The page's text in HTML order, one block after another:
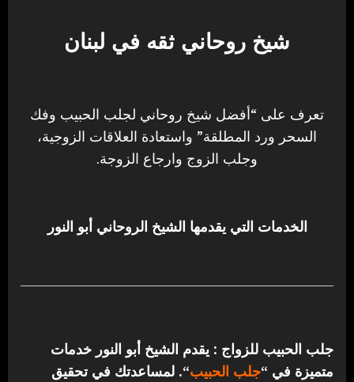
شيخ روحاني ثقه في لبنان
تعرف على “أفضل شيخ روحاني لجلب الحبيب وفك
السحر ورد المطلقة” واستعادة العلاقات الزوجية،
وجلب الزوج وارجاع الزوجة.
الخدمات التي يقدمها الشيخ الروحاني أبو النور
جلب الحبيب للزواج : يقدم الشيخ أبو النور خدمات
متميزة في “جلب الحبيب“. لمساعدتك في تحقيق